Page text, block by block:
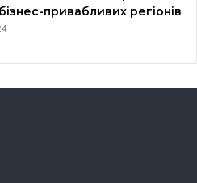
привабливих регіонів